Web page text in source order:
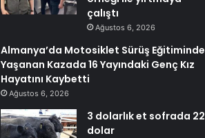
çalıştı
Ağustos 6, 2026
Almanya’da Motosiklet Sürüş Eğitiminde
Yaşanan Kazada 16 Yayındaki Genç Kız
Hayatını Kaybetti
Ağustos 6, 2026
3 dolarlık et sofrada 22
dolar